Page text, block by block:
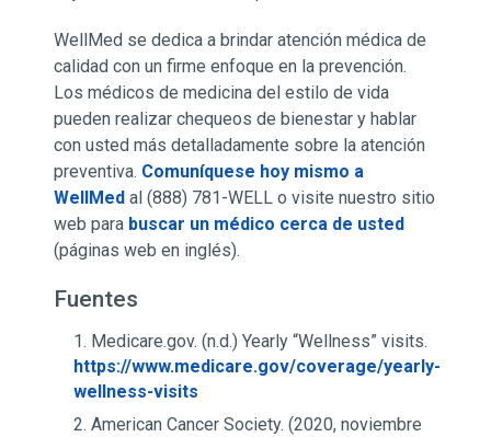
WellMed se dedica a brindar atención médica de
calidad con un firme enfoque en la prevención.
Los médicos de medicina del estilo de vida
pueden realizar chequeos de bienestar y hablar
con usted más detalladamente sobre la atención
preventiva. Comuníquese hoy mismo a
WellMedal (888) 781-WELL o visite nuestro sitio
web para buscar un médico cerca de usted
(páginas web en inglés).
Fuentes
Medicare.gov. (n.d.) Yearly “Wellness” visits.
https://www.medicare.gov/coverage/yearly-
wellness-visits
American Cancer Society. (2020, noviembre